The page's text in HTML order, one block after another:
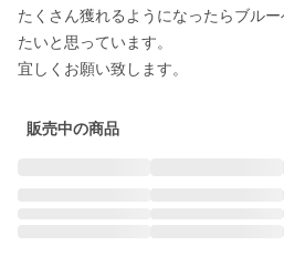
たくさん獲れるようになったらブル
たいと思っています。
宜しくお願い致します。
販売中の商品